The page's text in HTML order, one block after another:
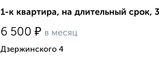
1-к квартира, на длительный срок,
6 500 ₽ в месяц
Дзержинского 4